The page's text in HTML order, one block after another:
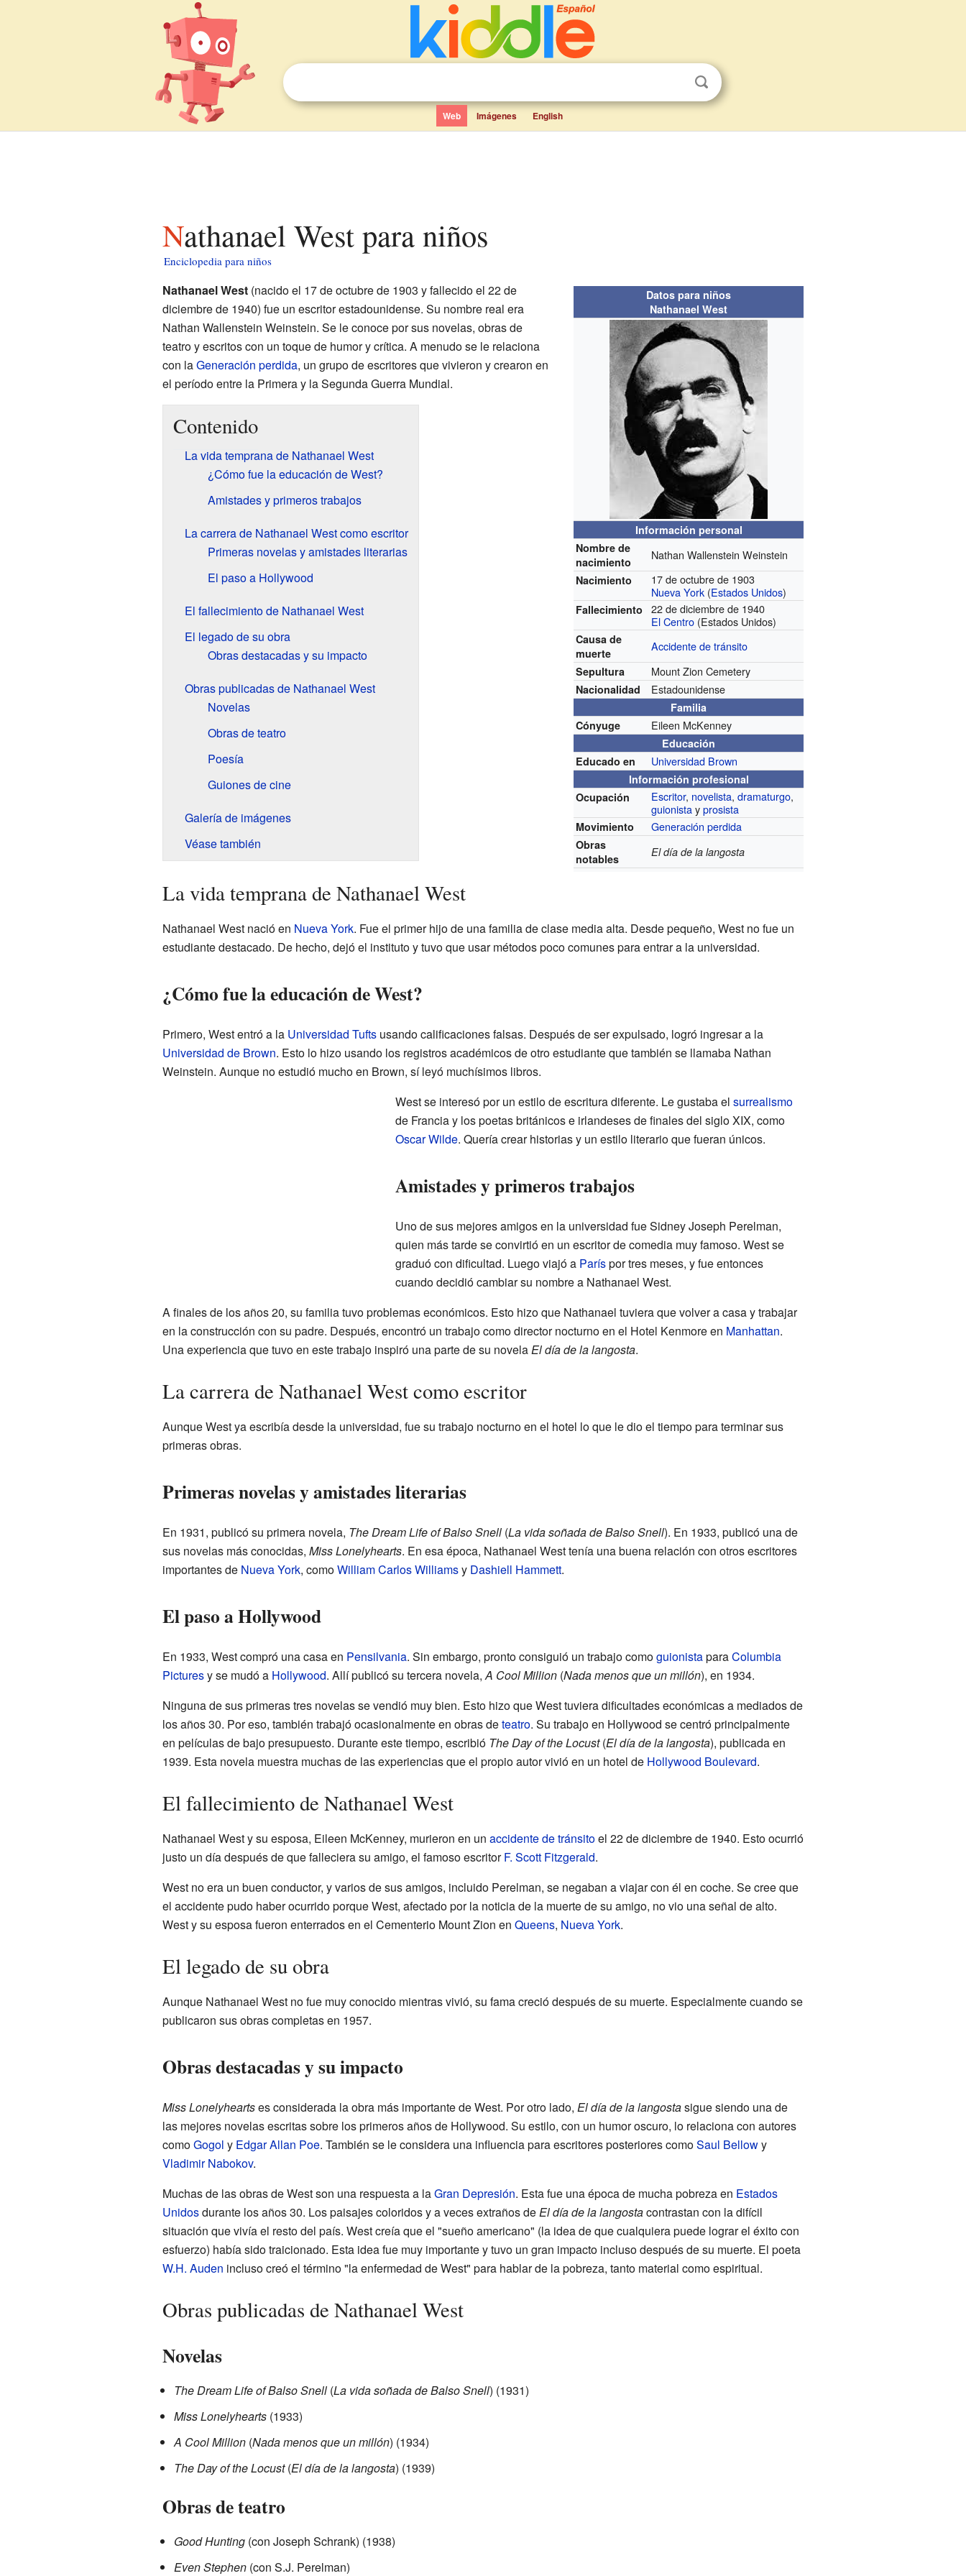
Web Imágenes English
Nathanael West para niños
Enciclopedia para niños
Datos para niños
Nathanael West
Información personal
Nombre de
nacimiento
Nathan Wallenstein Weinstein
Nacimiento
17 de octubre de 1903
Nueva York (Estados Unidos)
Fallecimiento
22 de diciembre de 1940
El Centro (Estados Unidos)
Causa de
muerte
Accidente de tránsito
Sepultura Mount Zion Cemetery
Nacionalidad Estadounidense
Familia
Cónyuge
Eileen McKenney
Educación
Educado en
Universidad Brown
Información profesional
Ocupación
Escritor, novelista,dramaturgo,
guionistayprosista
Movimiento Generación perdida
Obras
notables
El día de la langosta
Nathanael West(nacido el 17 de octubre de 1903 y fallecido el 22 de
diciembre de 1940) fue un escritor estadounidense. Su nombre real era
Nathan Wallenstein Weinstein. Se le conoce por sus novelas, obras de
teatro y escritos con un toque de humor y crítica. A menudo se le relaciona
con laGeneración perdida, un grupo de escritores que vivieron y crearon en
el período entre la Primera y la Segunda Guerra Mundial.
Contenido
La vida temprana de Nathanael West
¿Cómo fue la educación de West?
Amistades y primeros trabajos
La carrera de Nathanael West como escritor
Primeras novelas y amistades literarias
El paso a Hollywood
El fallecimiento de Nathanael West
El legado de su obra
Obras destacadas y su impacto
Obras publicadas de Nathanael West
Novelas
Obras de teatro
Poesía
Guiones de cine
Galería de imágenes
Véase también
La vida temprana de Nathanael West
Nathanael West nació en Nueva York. Fue el primer hijo de una familia de clase media alta. Desde pequeño, West no fue un
estudiante destacado. De hecho, dejó el instituto y tuvo que usar métodos poco comunes para entrar a la universidad.
¿Cómo fue la educación de West?
Primero, West entró a la Universidad Tuftsusando calificaciones falsas. Después de ser expulsado, logró ingresar a la
Universidad de Brown. Esto lo hizo usando los registros académicos de otro estudiante que también se llamaba Nathan
Weinstein. Aunque no estudió mucho en Brown, sí leyó muchísimos libros.
West se interesó por un estilo de escritura diferente. Le gustaba el surrealismo
de Francia y los poetas británicos e irlandeses de finales del siglo XIX, como
Oscar Wilde. Quería crear historias y un estilo literario que fueran únicos.
Amistades y primeros trabajos
Uno de sus mejores amigos en la universidad fue Sidney Joseph Perelman,
quien más tarde se convirtió en un escritor de comedia muy famoso. West se
graduó con dificultad. Luego viajó a Paríspor tres meses, y fue entonces
cuando decidió cambiar su nombre a Nathanael West.
A finales de los años 20, su familia tuvo problemas económicos. Esto hizo que Nathanael tuviera que volver a casa y trabajar
en la construcción con su padre. Después, encontró un trabajo como director nocturno en el Hotel Kenmore en Manhattan.
Una experiencia que tuvo en este trabajo inspiró una parte de su novelaEl día de la langosta.
La carrera de Nathanael West como escritor
Aunque West ya escribía desde la universidad, fue su trabajo nocturno en el hotel lo que le dio el tiempo para terminar sus
primeras obras.
Primeras novelas y amistades literarias
En 1931, publicó su primera novela, The Dream Life of Balso Snell(La vida soñada de Balso Snell). En 1933, publicó una de
sus novelas más conocidas, Miss Lonelyhearts. En esa época, Nathanael West tenía una buena relación con otros escritores
importantes de Nueva York, comoWilliam Carlos Williamsy Dashiell Hammett.
El paso a Hollywood
En 1933, West compró una casa en Pensilvania. Sin embargo, pronto consiguió un trabajo comoguionistaparaColumbia
Picturesy se mudó a Hollywood. Allí publicó su tercera novela,A Cool Million(Nada menos que un millón), en 1934.
Ninguna de sus primeras tres novelas se vendió muy bien. Esto hizo que West tuviera dificultades económicas a mediados de
los años 30. Por eso, también trabajó ocasionalmente en obras deteatro. Su trabajo en Hollywood se centró principalmente
en películas de bajo presupuesto. Durante este tiempo, escribió The Day of the Locust(El día de la langosta), publicada en
1939. Esta novela muestra muchas de las experiencias que el propio autor vivió en un hotel de Hollywood Boulevard.
El fallecimiento de Nathanael West
Nathanael West y su esposa, Eileen McKenney, murieron en un accidente de tránsitoel 22 de diciembre de 1940. Esto ocurrió
justo un día después de que falleciera su amigo, el famoso escritorF. Scott Fitzgerald.
West no era un buen conductor, y varios de sus amigos, incluido Perelman, se negaban a viajar con él en coche. Se cree que
el accidente pudo haber ocurrido porque West, afectado por la noticia de la muerte de su amigo, no vio una señal de alto.
West y su esposa fueron enterrados en el Cementerio Mount Zion en Queens, Nueva York.
El legado de su obra
Aunque Nathanael West no fue muy conocido mientras vivió, su fama creció después de su muerte. Especialmente cuando se
publicaron sus obras completas en 1957.
Obras destacadas y su impacto
Miss Lonelyheartses considerada la obra más importante de West. Por otro lado, El día de la langostasigue siendo una de
las mejores novelas escritas sobre los primeros años de Hollywood. Su estilo, con un humor oscuro, lo relaciona con autores
comoGogol y Edgar Allan Poe. También se le considera una influencia para escritores posteriores comoSaul Bellowy
Vladimir Nabokov.
Muchas de las obras de West son una respuesta a laGran Depresión. Esta fue una época de mucha pobreza en Estados
Unidosdurante los años 30. Los paisajes coloridos y a veces extraños deEl día de la langostacontrastan con la difícil
situación que vivía el resto del país. West creía que el "sueño americano" (la idea de que cualquiera puede lograr el éxito con
esfuerzo) había sido traicionado. Esta idea fue muy importante y tuvo un gran impacto incluso después de su muerte. El poeta
W.H. Auden incluso creó el término "la enfermedad de West" para hablar de la pobreza, tanto material como espiritual.
Obras publicadas de Nathanael West
Novelas
The Dream Life of Balso Snell(La vida soñada de Balso Snell) (1931)
Miss Lonelyhearts(1933)
A Cool Million(Nada menos que un millón) (1934)
The Day of the Locust(El día de la langosta) (1939)
Obras de teatro
Good Hunting(con Joseph Schrank) (1938)
Even Stephen(con S.J. Perelman)